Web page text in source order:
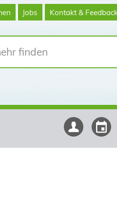
Jobs Kontakt &